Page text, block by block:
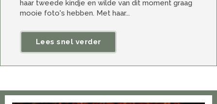
haar tweede kindje en wilde van dit moment graag
mooie foto's hebben. Met haar...
Lees snel verder